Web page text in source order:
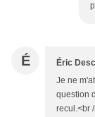
É Éric
Je ne
question
recul.<br